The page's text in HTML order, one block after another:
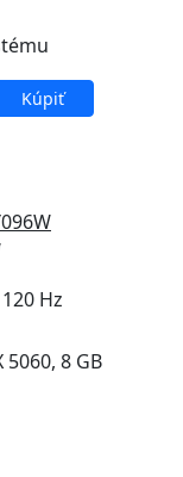
Kúpiť
Hz
5060, 8 GB